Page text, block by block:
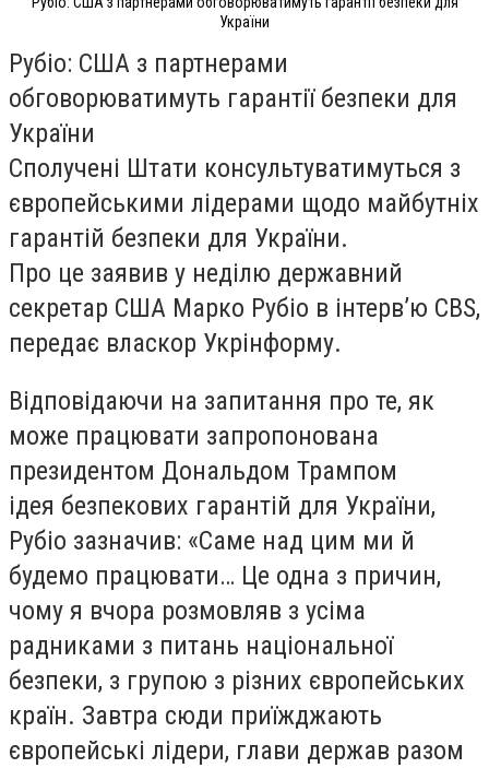
України
Рубіо: США з партнерами
обговорюватимуть гарантії безпеки для
України
Сполучені Штати консультуватимуться з
європейськими лідерами щодо майбутніх
гарантій безпеки для України.
Про це заявив у неділю державний
секретар США Марко Рубіо в інтерв’ю CBS,
передає власкор Укрінформу.
Відповідаючи на запитання про те, як
може працювати запропонована
президентом Дональдом Трампом
ідея безпекових гарантій для України,
Рубіо зазначив: «Саме над цим ми й
будемо працювати… Це одна з причин,
чому я вчора розмовляв з усіма
радниками з питань національної
безпеки, з групою з різних європейських
країн. Завтра сюди приїжджають
європейські лідери, глави держав разом